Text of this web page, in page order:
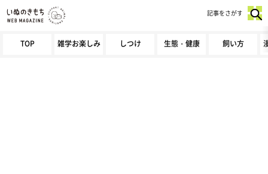
TOP 雑学お楽しみ しつけ 生態・健康 飼い方
記事をさがす